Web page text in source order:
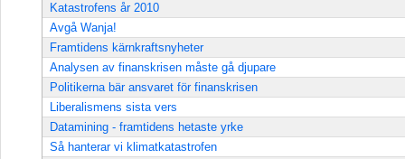
Katastrofens år 2010
Avgå Wanja!
Framtidens kärnkraftsnyheter
Analysen av finanskrisen måste gå djupare
Politikerna bär ansvaret för finanskrisen
Liberalismens sista vers
Datamining - framtidens hetaste yrke
Så hanterar vi klimatkatastrofen